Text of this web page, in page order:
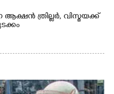
ത്രില്ലർ,​ വിസ്മയക്ക്